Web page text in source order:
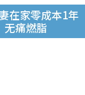
在家零成本1年
痛燃脂